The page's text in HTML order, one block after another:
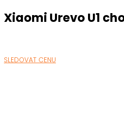
Xiaomi Urevo U1
SLEDOVAT CENU